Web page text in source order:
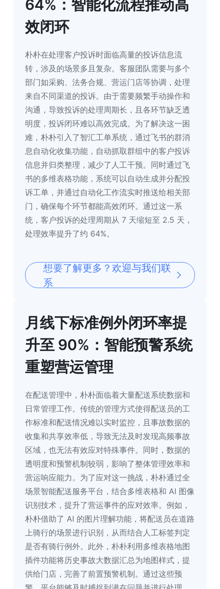
64%：智能化流程推动高
效闭环
朴朴在处理客户投诉时面临高量的投诉信息流
转，涉及的场景多且复杂。客服团队需要与多个
部门如采购、法务合规、营运门店等协调，处理
来自不同渠道的投诉。由于需要频繁手动操作和
沟通，导致投诉的处理周期长，且各环节缺乏透
明度，投诉闭环难以高效完成。为了解决这一困
难，朴朴引入了智汇工单系统，通过飞书的群消
息自动化收集功能，自动抓取群组中的客户投诉
信息并归类整理，减少了人工干预。同时通过飞
书的多维表格功能，系统可以自动生成并分配投
诉工单，并通过自动化工作流实时推送给相关部
门，确保每个环节都能高效闭环。通过这一系
统，客户投诉的处理周期从 7 天缩短至 2.5 天，
处理效率提升了约 64%。
想要了解更多？欢迎与我们联
系
月线下标准例外闭环率提
升至 90%：智能预警系统
重塑营运管理
在配送管理中，朴朴面临着大量配送系统数据和
日常管理工作。传统的管理方式使得配送员的工
作标准和配送情况难以实时监控，且事故数据的
收集和共享效率低，导致无法及时发现高频事故
区域，也无法有效应对特殊事件。同时，数据的
透明度和预警机制较弱，影响了整体管理效率和
营运响应能力。为了应对这一挑战，朴朴通过全
场景智能配送服务平台，结合多维表格和 AI 图像
识别技术，提升了营运事件的应对效率。例如，
朴朴借助了 AI 的图片理解功能，将配送员在道路
上骑行的场景进行识别，从而结合人工标签判定
是否有骑行例外。此外，朴朴利用多维表格地图
插件功能将历史事故大数据汇总为地图样式，提
供给门店，完善了前置预警机制。通过这些预